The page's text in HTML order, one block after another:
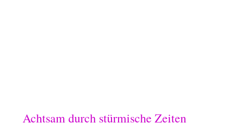
Achtsam durch stürmische Zeiten